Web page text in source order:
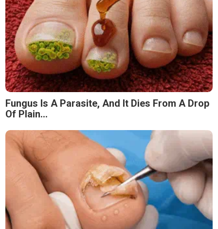
Fungus Is A Parasite, And It Dies From A Drop
Of Plain...